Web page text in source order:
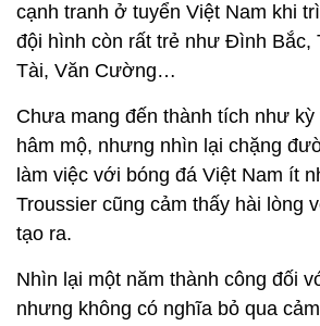
cạnh tranh ở tuyển Việt Nam khi
đội hình còn rất trẻ như Đình Bắc,
Tài, Văn Cường…
Chưa mang đến thành tích như
hâm mộ, nhưng nhìn lại chặng
làm việc với bóng đá Việt Nam ít
Troussier cũng cảm thấy hài lòng
tạo ra.
Nhìn lại một năm thành công đối
nhưng không có nghĩa bỏ qua